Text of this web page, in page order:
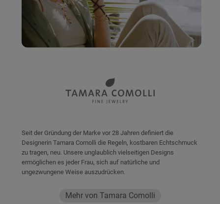
Seit der Gründung der Marke vor 28 Jahren definiert die
Designerin Tamara Comolli die Regeln, kostbaren Echtschmuck
zu tragen, neu. Unsere unglaublich vielseitigen Designs
ermöglichen es jeder Frau, sich auf natürliche und
ungezwungene Weise auszudrücken.
Mehr von Tamara Comolli